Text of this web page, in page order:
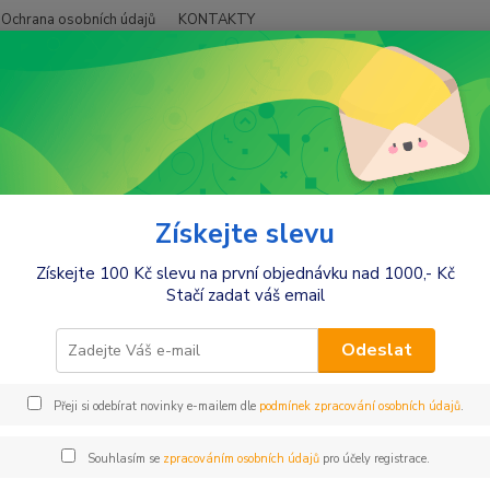
Ochrana osobních údajů KONTAKTY
Vybavení do postýlek Prostěradla Do postýlek Nepromokavá
Baby Nellys
prostěradlo do
Nellys
která
Získejte slevu
Získejte 100 Kč slevu na první objednávku nad 1000,- Kč
Stačí zadat váš email
Odeslat
Přeji si odebírat novinky e-mailem dle podmínek zpracování osobních údajů.
Souhlasím se zpracováním osobních údajůpro účely registrace.